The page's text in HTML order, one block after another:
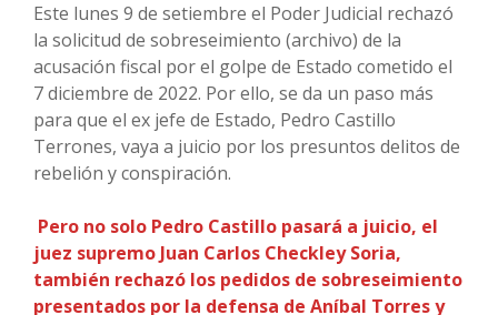
Este lunes 9 de setiembre el Poder Judicial rechazó
la solicitud de sobreseimiento (archivo) de la
acusación fiscal por el golpe de Estado cometido el
7 diciembre de 2022. Por ello, se da un paso más
para que el ex jefe de Estado, Pedro Castillo
Terrones, vaya a juicio por los presuntos delitos de
rebelión y conspiración.
Pero no solo Pedro Castillo pasará a juicio, el
juez supremo Juan Carlos Checkley Soria,
también rechazó los pedidos de sobreseimiento
presentados por la defensa de Aníbal Torres y